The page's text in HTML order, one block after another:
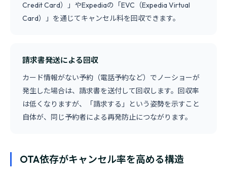
Credit Card）」やExpediaの「EVC（Expedia Virtual
Card）」を通じてキャンセル料を回収できます。
請求書発送による回収
カード情報がない予約（電話予約など）でノーショーが
発生した場合は、請求書を送付して回収します。回収率
は低くなりますが、「請求する」という姿勢を示すこと
自体が、同じ予約者による再発防止につながります。
OTA依存がキャンセル率を高める構造